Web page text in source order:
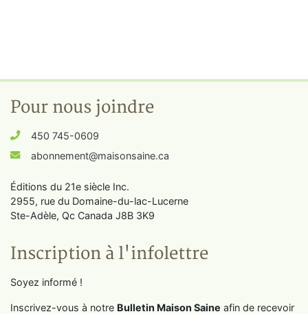
Pour nous joindre
450 745-0609
abonnement@maisonsaine.ca
Éditions du 21e siècle Inc.
2955, rue du Domaine-du-lac-Lucerne
Ste-Adèle, Qc Canada J8B 3K9
Inscription à l'infolettre
Soyez informé !
Inscrivez-vous à notre Bulletin Maison Saine afin de recevoir